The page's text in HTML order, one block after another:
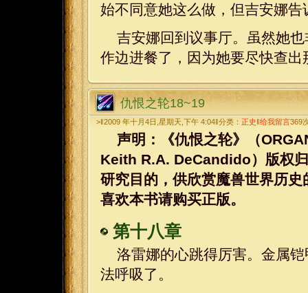
始不同意她这么做，但吉安娜
吉安娜回到议事厅。虽然她
作边进餐了，因为她要尽快查
仇恨之轮18~19
>‖2009 年十月4日,星期天,下午 4:04‖分类： 正史‖给我留言369
声明：《仇恨之轮》（
Keith R.A. DeCandido）版权
研究目的，供欣赏魔兽世界历
喜欢本书请购买正版。
第十八章
洛雷娜的心跳得厉害。金属
法呼吸了。